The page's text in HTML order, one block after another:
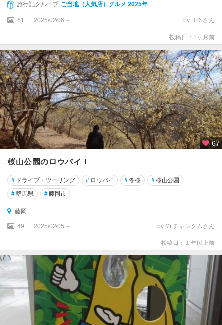
旅行記グループ ご当地（人気店）グルメ 2025年
61 2025/02/06～ by BTSさん
投稿日：1ヶ月前
67
桜山公園のロウバイ！
# ドライブ・ツーリング # ロウバイ #冬桜 #桜山公園
#群馬県 #藤岡市
藤岡
49 2025/02/05～ by Mr.チャングムさん
投稿日：１年以上前